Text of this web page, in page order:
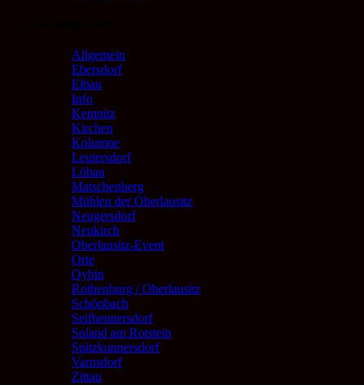
Allgemein
Ebersdorf
Eibau
Info
Kemnitz
Kirchen
Kolumne
Leutersdorf
Löbau
Matschenberg
Mühlen der Oberlausitz
Neugersdorf
Neukirch
Oberlausitz-Event
Orte
Oybin
Rothenburg / Oberlausitz
Schönbach
Seifhennersdorf
Soland am Rotstein
Spitzkunnersdorf
Varnsdorf
Zittau